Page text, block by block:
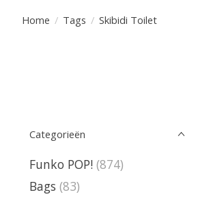
Home / Tags / Skibidi Toilet
Categorieën
Funko POP! (874)
Bags (83)